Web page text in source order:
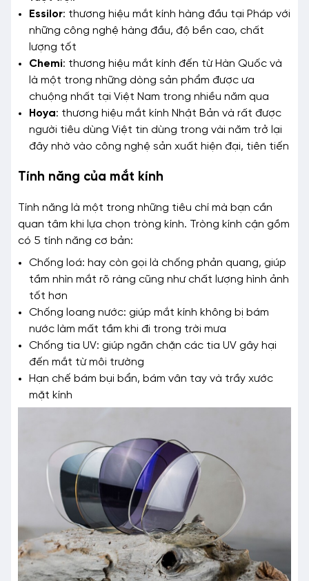
Essilor: thương hiệu mắt kính hàng đầu tại Pháp với
những công nghệ hàng đầu, độ bền cao, chất
lượng tốt
Chemi: thương hiệu mắt kính đến từ Hàn Quốc và
là một trong những dòng sản phẩm được ưa
chuộng nhất tại Việt Nam trong nhiều năm qua
Hoya: thương hiệu mắt kính Nhật Bản và rất được
người tiêu dùng Việt tin dùng trong vài năm trở lại
đây nhờ vào công nghệ sản xuất hiện đại, tiên tiến
Tính năng của mắt kính
Tính năng là một trong những tiêu chí mà bạn cần
quan tâm khi lựa chọn tròng kính. Tròng kính cận gồm
có 5 tính năng cơ bản:
Chống loá: hay còn gọi là chống phản quang, giúp
tầm nhìn mắt rõ ràng cũng như chất lượng hình ảnh
tốt hơn
Chống loang nước: giúp mắt kính không bị bám
nước làm mất tầm khi đi trong trời mưa
Chống tia UV: giúp ngăn chặn các tia UV gây hại
đến mắt từ môi trường
Hạn chế bám bụi bẩn, bám vân tay và trầy xước
mặt kính